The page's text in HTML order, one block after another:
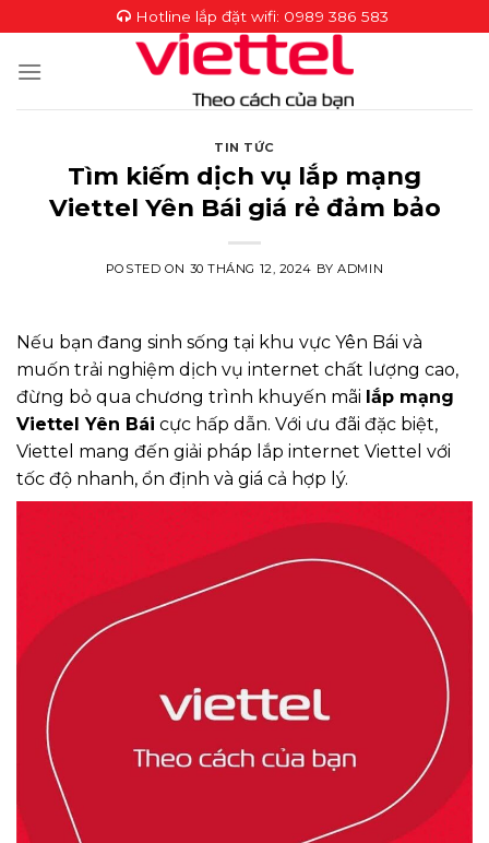
to
content
Hotline lắp đặt wifi: 0989 386 583
TIN TỨC
Tìm kiếm dịch vụ lắp mạng
Viettel Yên Bái giá rẻ đảm bảo
POSTED ON 30 THÁNG 12, 2024 BYADMIN
Nếu bạn đang sinh sống tại khu vực Yên Bái và
muốn trải nghiệm dịch vụ internet chất lượng cao,
đừng bỏ qua chương trình khuyến mãi lắp mạng
Viettel Yên Bái cực hấp dẫn. Với ưu đãi đặc biệt,
Viettel mang đến giải pháp lắp internet Viettel với
tốc độ nhanh, ổn định và giá cả hợp lý.